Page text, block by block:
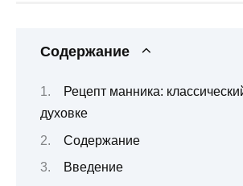
Содержание
Рецепт манника:
духовке
Содержание
Введение